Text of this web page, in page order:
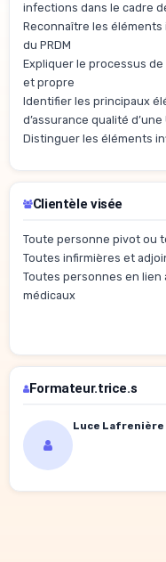
infections dans le cadre
Reconnaître les éléments
du PRDM
Expliquer le processus
et propre
Identifier les principaux
d’assurance qualité d’une
Distinguer les éléments
Clientèle visée
Toute personne pivot ou
Toutes infirmières et
Toutes personnes en
médicaux
Formateur.trice.s
Luce Lafrenière